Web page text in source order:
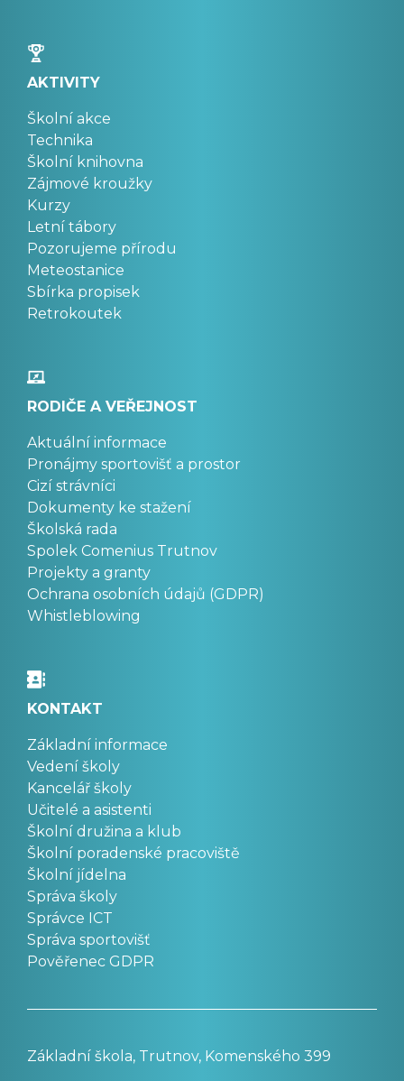
AKTIVITY
Školní akce
Technika
Školní knihovna
Zájmové kroužky
Kurzy
Letní tábory
Pozorujeme přírodu
Meteostanice
Sbírka propisek
Retrokoutek
RODIČE A VEŘEJNOST
Aktuální informace
Pronájmy sportovišť a prostor
Cizí strávníci
Dokumenty ke stažení
Školská rada
Spolek Comenius Trutnov
Projekty a granty
Ochrana osobních údajů (GDPR)
Whistleblowing
KONTAKT
Základní informace
Vedení školy
Kancelář školy
Učitelé a asistenti
Školní družina a klub
Školní poradenské pracoviště
Školní jídelna
Správa školy
Správce ICT
Správa sportovišť
Pověřenec GDPR
Základní škola, Trutnov, Komenského 399